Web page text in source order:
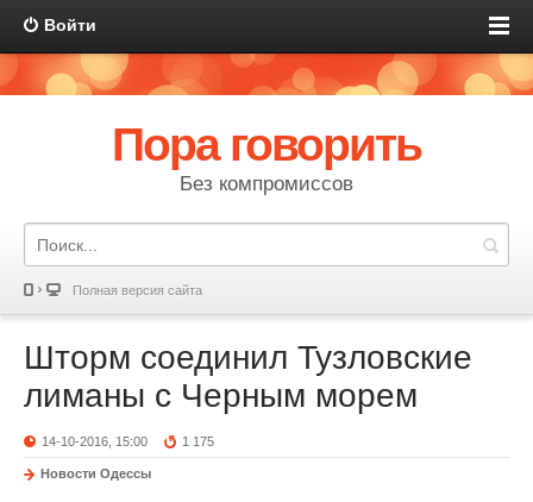
Войти
Пора говорить
Без компромиссов
Полная версия сайта
Шторм соединил Тузловские
лиманы с Черным морем
14-10-2016, 15:00 1 175
Новости Одессы